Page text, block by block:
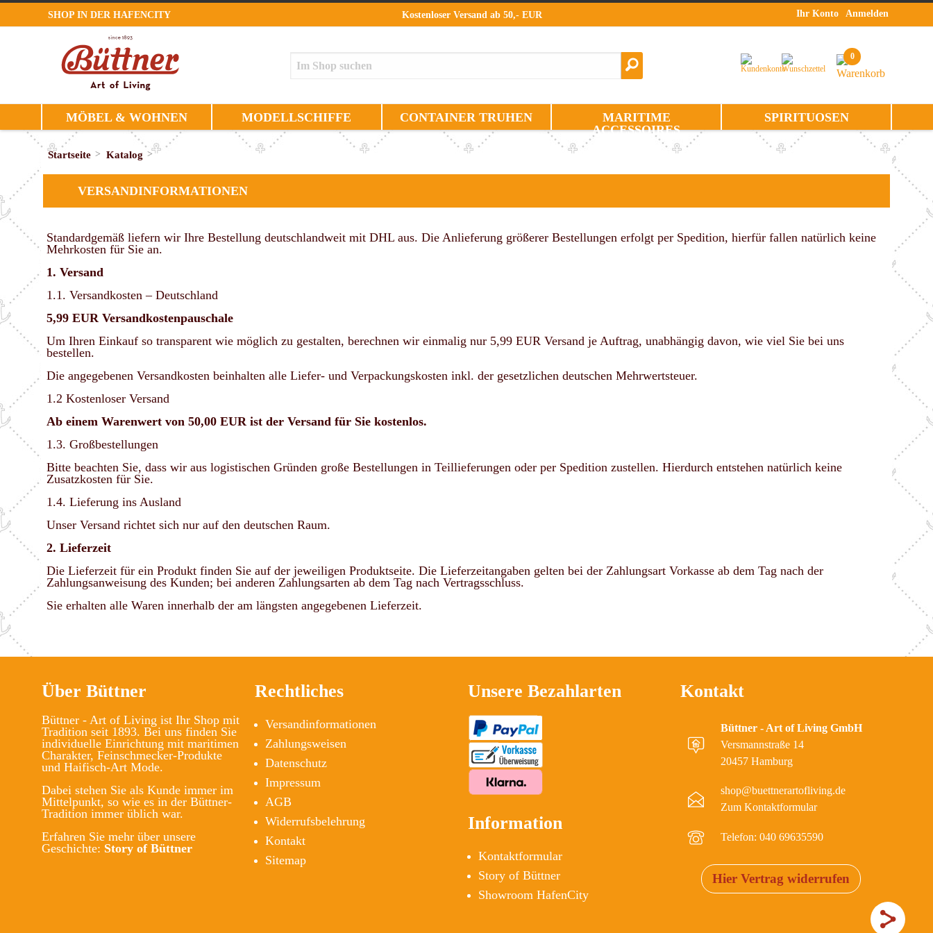
SHOP IN DER HAFENCITY Kostenloser Versand ab 50,- EUR Ihr Konto Anmelden
0
MÖBEL & WOHNEN MODELLSCHIFFE CONTAINER TRUHEN
MARITIME
ACCESSOIRES
SPIRITUOSEN
Startseite > Katalog >
VERSANDINFORMATIONEN
Standardgemäß liefern wir Ihre Bestellung deutschlandweit mit DHL aus. Die Anlieferung größerer Bestellungen erfolgt per Spedition, hierfür fallen natürlich keine
Mehrkosten für Sie an.
1. Versand
1.1. Versandkosten – Deutschland
5,99 EUR Versandkostenpauschale
Um Ihren Einkauf so transparent wie möglich zu gestalten, berechnen wir einmalig nur 5,99 EUR Versand je Auftrag, unabhängig davon, wie viel Sie bei uns
bestellen.
Die angegebenen Versandkosten beinhalten alle Liefer- und Verpackungskosten inkl. der gesetzlichen deutschen Mehrwertsteuer.
1.2 Kostenloser Versand
Ab einem Warenwert von 50,00 EUR ist der Versand für Sie kostenlos.
1.3. Großbestellungen
Bitte beachten Sie, dass wir aus logistischen Gründen große Bestellungen in Teillieferungen oder per Spedition zustellen. Hierdurch entstehen natürlich keine
Zusatzkosten für Sie.
1.4. Lieferung ins Ausland
Unser Versand richtet sich nur auf den deutschen Raum.
2. Lieferzeit
Die Lieferzeit für ein Produkt finden Sie auf der jeweiligen Produktseite. Die Lieferzeitangaben gelten bei der Zahlungsart Vorkasse ab dem Tag nach der
Zahlungsanweisung des Kunden; bei anderen Zahlungsarten ab dem Tag nach Vertragsschluss.
Sie erhalten alle Waren innerhalb der am längsten angegebenen Lieferzeit.
Über Büttner
Büttner - Art of Living ist Ihr Shop mit
Tradition seit 1893. Bei uns finden Sie
individuelle Einrichtung mit maritimen
Charakter, Feinschmecker-Produkte
und Haifisch-Art Mode.
Dabei stehen Sie als Kunde immer im
Mittelpunkt, so wie es in der Büttner-
Tradition immer üblich war.
Erfahren Sie mehr über unsere
Geschichte: Story of Büttner
Rechtliches
Versandinformationen
Zahlungsweisen
Datenschutz
Impressum
AGB
Widerrufsbelehrung
Kontakt
Sitemap
Unsere Bezahlarten
Information
Kontaktformular
Story of Büttner
Showroom HafenCity
Kontakt
Büttner - Art of Living GmbH
Versmannstraße 14
20457 Hamburg
shop@buettnerartofliving.de
Zum Kontaktformular
Telefon: 040 69635590
Hier Vertrag widerrufen